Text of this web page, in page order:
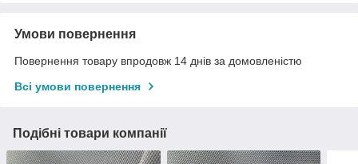
Умови повернення
Повернення товару впродовж 14 днів за домовленістю
Всі умови повернення
Подібні товари компанії